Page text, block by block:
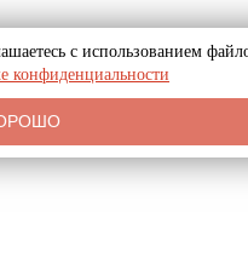
с использованием
конфиденциальности